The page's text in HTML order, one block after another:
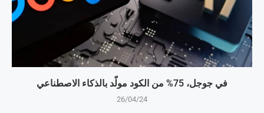
في جوجل، 75% من الكود مولّد بالذكاء الاصطناعي
26/04/24